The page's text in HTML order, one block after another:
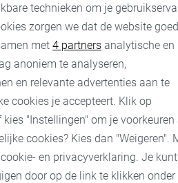
15,95
19,99
Cars korte broeken Jack &
Marketing cookies
technieken om je
zorgen we dat de website goed
met 4 partners analytische en
anoniem te analyseren,
en relevante advertenties aan te
cookies je accepteert. Klik op
"Instellingen" om je voorkeuren
cookies? Kies dan "Weigeren".
en privacyverklaring. Je
door op de link te klikken onder